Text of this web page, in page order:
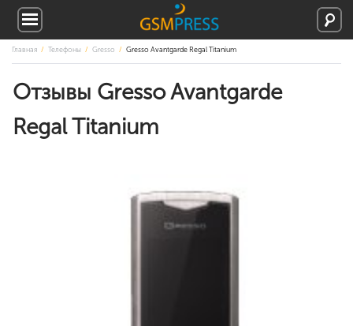
Главная Телефоны Gresso Gresso Avantgarde Regal Titanium
Отзывы Gresso Avantgarde
Regal Titanium